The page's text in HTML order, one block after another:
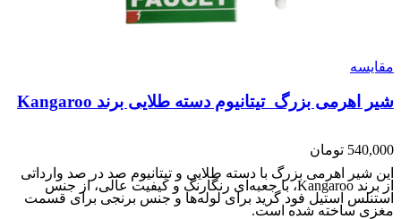
مقایسه
شیر اهرمی بزرگ تیتانیوم دسته طلایی برند Kangaroo
540,000 تومان
این شیر اهرمی بزرگ با دسته طلایی و تیتانیوم صد در صد وارداتی
از برند Kangaroo، با جعبه‌ای رنگارنگ و کیفیت عالی، از جنس
استنلس استیل فود گرید برای لوله‌ها و جنس برنجی برای قسمت
مغزی ساخته شده است.